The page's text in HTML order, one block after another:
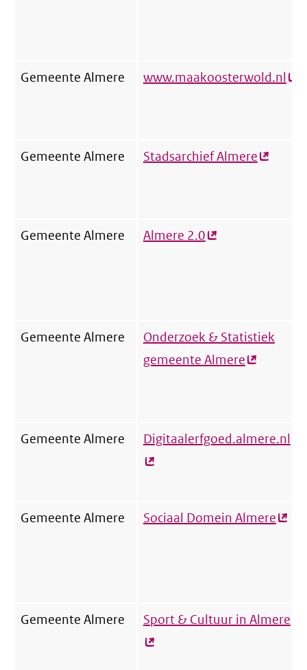
Gemeente Almere www.maakoosterwold.nl
Gemeente Almere Stadsarchief Almere(externe
Gemeente Almere Almere 2.0(externe
Gemeente Almere
Onderzoek & Statistiek
gemeente Almere(externe
Gemeente Almere Digitaalerfgoed.almere.nl
Gemeente Almere Sociaal Domein Almere
Gemeente Almere Sport & Cultuur in Almere